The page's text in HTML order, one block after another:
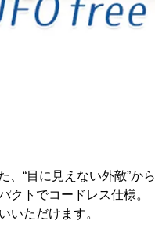
“目に見えない外敵”から
クトでコードレス仕様。
いただけます。